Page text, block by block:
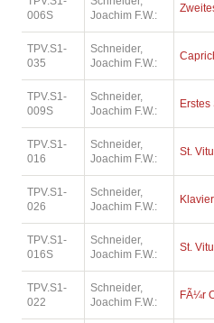
006S
Joachim F.W.:
TPV.S1-
035
Schneider,
Joachim F.W.:
TPV.S1-
009S
Schneider,
Joachim F.W.:
TPV.S1-
016
Schneider,
Joachim F.W.:
St.
TPV.S1-
026
Schneider,
Joachim F.W.:
TPV.S1-
016S
Schneider,
Joachim F.W.:
St.
TPV.S1-
022
Schneider,
Joachim F.W.:
FÃ¼r